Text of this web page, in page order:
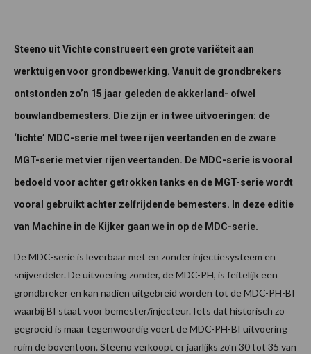
Steeno uit Vichte construeert een grote variëteit aan
werktuigen voor grondbewerking. Vanuit de grondbrekers
ontstonden zo’n 15 jaar geleden de akkerland- ofwel
bouwlandbemesters. Die zijn er in twee uitvoeringen: de
‘lichte’ MDC-serie met twee rijen veertanden en de zware
MGT-serie met vier rijen veertanden. De MDC-serie is vooral
bedoeld voor achter getrokken tanks en de MGT-serie wordt
vooral gebruikt achter zelfrijdende bemesters. In deze editie
van Machine in de Kijker gaan we in op de MDC-serie.
De MDC-serie is leverbaar met en zonder injectiesysteem en
snijverdeler. De uitvoering zonder, de MDC-PH, is feitelijk een
grondbreker en kan nadien uitgebreid worden tot de MDC-PH-BI
waarbij BI staat voor bemester/injecteur. Iets dat historisch zo
gegroeid is maar tegenwoordig voert de MDC-PH-BI uitvoering
ruim de boventoon. Steeno verkoopt er jaarlijks zo’n 30 tot 35 van